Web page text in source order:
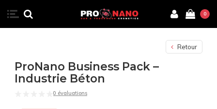
0
Retour
ProNano Business Pack –
Industrie Béton
0 évaluations